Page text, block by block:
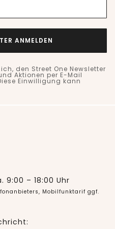
ANMELDEN
den Street One Newsletter
Aktionen per E-Mail
Einwilligung kann
9:00 – 18:00 Uhr
Mobilfunktarif ggf.